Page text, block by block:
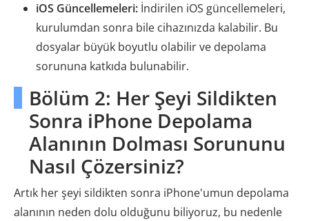
iOS Güncellemeleri: İndirilen iOS güncellemeleri,
kurulumdan sonra bile cihazınızda kalabilir. Bu
dosyalar büyük boyutlu olabilir ve depolama
sorununa katkıda bulunabilir.
Bölüm 2: Her Şeyi Sildikten
Sonra iPhone Depolama
Alanının Dolması Sorununu
Nasıl Çözersiniz?
Artık her şeyi sildikten sonra iPhone'umun depolama
alanının neden dolu olduğunu biliyoruz, bu nedenle